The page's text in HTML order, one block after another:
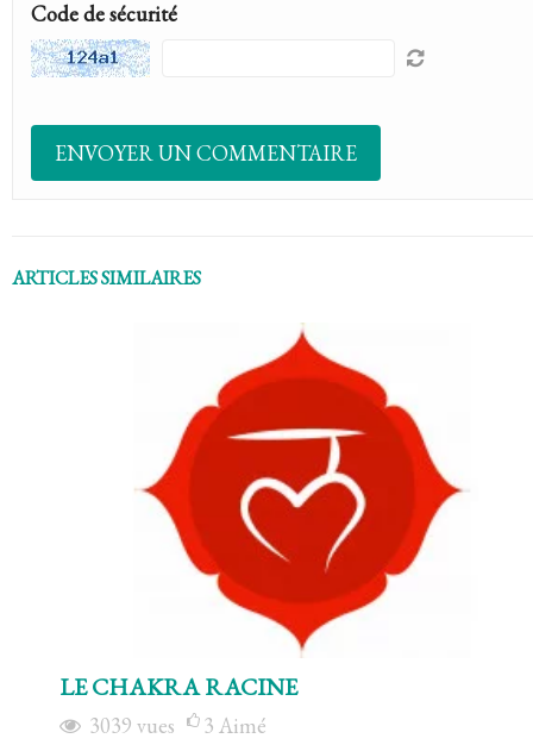
Code de sécurité
ARTICLES SIMILAIRES
LE CHAKRA RACINE
3039 vues 3 Aimé